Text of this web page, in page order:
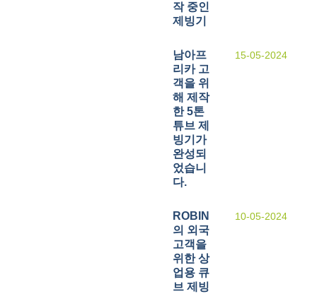
작 중인
제빙기
15-05-2024
남아프
리카 고
객을 위
해 제작
한 5톤
튜브 제
빙기가
완성되
었습니
다.
10-05-2024
ROBIN
의 외국
고객을
위한 상
업용 큐
브 제빙